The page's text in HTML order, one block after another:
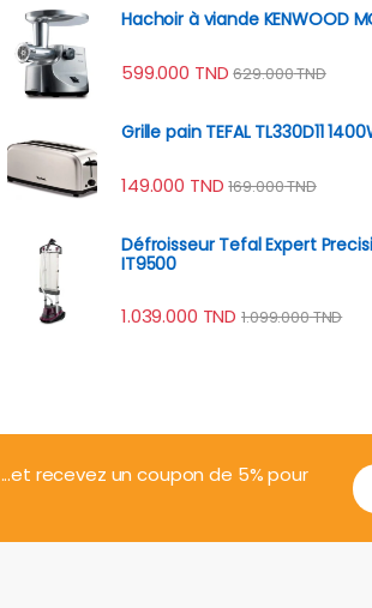
Hachoir à viande KENWOOD
599.000 TND 629.000TND
Grille pain TEFAL TL330D11
149.000 TND 169.000TND
Défroisseur Tefal Expert
IT9500
1.039.000 TND 1.099.000TND
...et recevez un coupon de 5% pour
E
m
i